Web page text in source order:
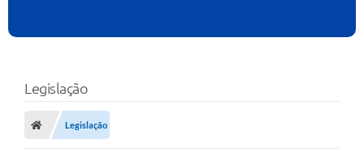
Legislação
Legislação